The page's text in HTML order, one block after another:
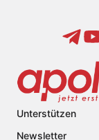
Unterstützen
Newsletter